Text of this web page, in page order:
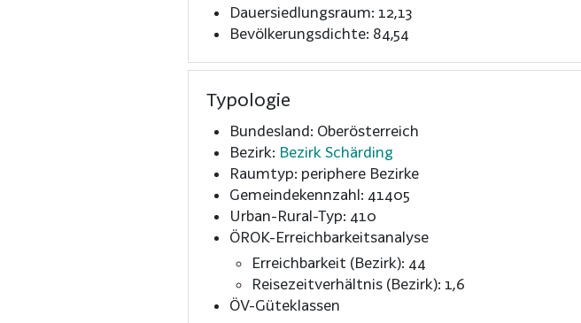
Dauersiedlungsraum: 12,13
Bevölkerungsdichte: 84,54
Typologie
Bundesland: Oberösterreich
Bezirk: Bezirk Schärding
Raumtyp: periphere Bezirke
Gemeindekennzahl: 41405
Urban-Rural-Typ: 410
ÖROK-Erreichbarkeitsanalyse
Erreichbarkeit (Bezirk): 44
Reisezeitverhältnis (Bezirk): 1,6
ÖV-Güteklassen